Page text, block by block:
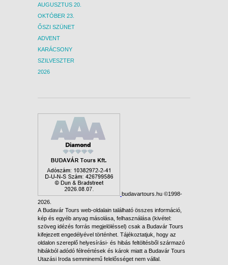
AUGUSZTUS 20.
OKTÓBER 23.
ŐSZI SZÜNET
ADVENT
KARÁCSONY
SZILVESZTER
2026
budavartours.hu ©1998-
2026.
A Budavár Tours web-oldalain található összes információ,
kép és egyéb anyag másolása, felhasználása (kivétel:
szöveg idézés forrás megjelöléssel) csak a Budavár Tours
kifejezett engedélyével történhet. Tájékoztatjuk, hogy az
oldalon szereplő helyesírási- és hibás feltöltésből származó
hibákból adódó félreértések és károk miatt a Budavár Tours
Utazási Iroda semminemű felelősséget nem vállal.